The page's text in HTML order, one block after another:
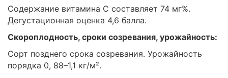
Содержание витамина С составляет 74 мг%.
Дегустационная оценка 4,6 балла.
Скороплодность, сроки созревания, урожайность:
Сорт позднего срока созревания. Урожайность
порядка 0, 88–1,1 кг/м².